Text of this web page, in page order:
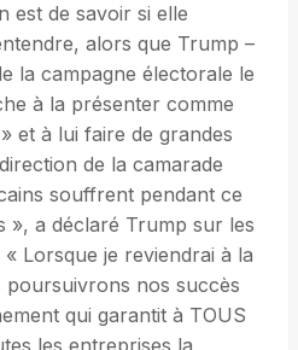
est de savoir si elle
alors que Trump –
la campagne électorale le
à la présenter comme
et à lui faire de grandes
de la camarade
souffrent pendant ce
», a déclaré Trump sur les
Lorsque je reviendrai à la
nos succès
qui garantit à TOUS